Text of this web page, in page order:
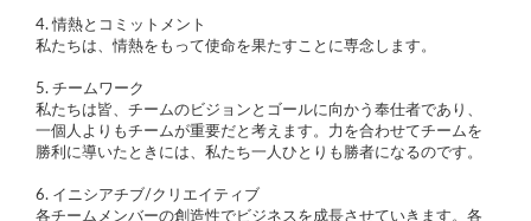
4. 情熱とコミットメント
私たちは、情熱をもって使命を果たすことに専念します。
5. チームワーク
私たちは皆、チームのビジョンとゴールに向かう奉仕者であり、
一個人よりもチームが重要だと考えます。力を合わせてチームを
勝利に導いたときには、私たち一人ひとりも勝者になるのです。
6. イニシアチブ/クリエイティブ
各チームメンバーの創造性でビジネスを成長させていきます。各